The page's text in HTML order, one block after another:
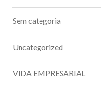
Sem categoria
Uncategorized
VIDA EMPRESARIAL